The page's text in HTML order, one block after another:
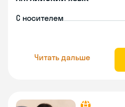
С носителем
Читать дальше